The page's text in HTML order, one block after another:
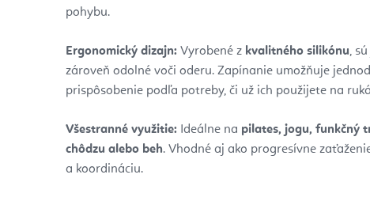
pohybu.
Ergonomický dizajn: Vyrobené z kvalitného silikónu,
zároveň odolné voči oderu. Zapínanie umožňuje
prispôsobenie podľa potreby, či už ich použijete na
Všestranné využitie: Ideálne na pilates, jogu, funkčný
chôdzu alebo beh. Vhodné aj ako progresívne
a koordináciu.